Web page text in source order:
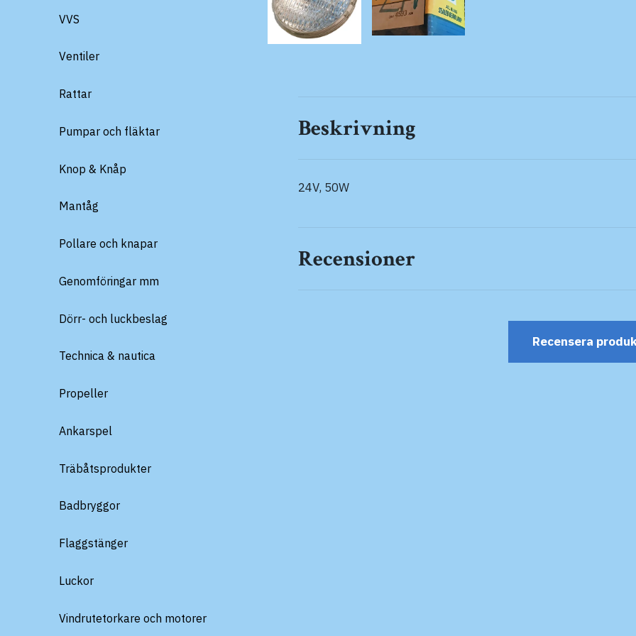
VVS
Ventiler
Rattar
Pumpar och fläktar
Knop & Knåp
Mantåg
Pollare och knapar
Genomföringar mm
Dörr- och luckbeslag
Technica & nautica
Propeller
Ankarspel
Träbåtsprodukter
Badbryggor
Flaggstänger
Luckor
Vindrutetorkare och motorer
Beskrivning
24V, 50W
Recensioner
Recensera